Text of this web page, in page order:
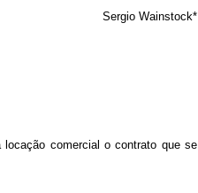
Sergio Wainstock*
locação comercial o contrato que se